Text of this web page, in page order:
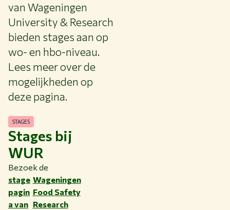
van Wageningen
University & Research
bieden stages aan op
wo- en hbo-niveau.
Lees meer over de
mogelijkheden op
deze pagina.
Stages bij
WUR
STAGES
Bezoek de
stage
pagin
a van
Wageningen
Food Safety
Research